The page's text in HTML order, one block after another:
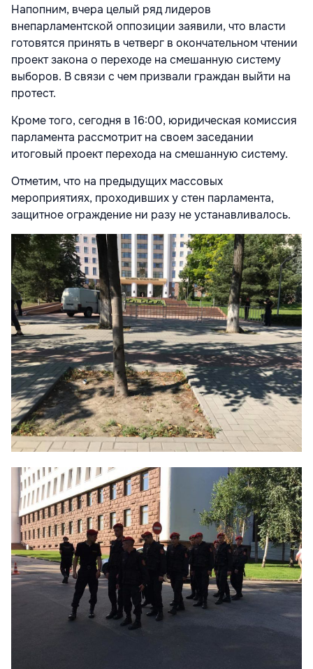
Напопним, вчера целый ряд лидеров
внепарламентской оппозиции заявили, что власти
готовятся принять в четверг в окончательном чтении
проект закона о переходе на смешанную систему
выборов. В связи с чем призвали граждан выйти на
протест.
Кроме того, сегодня в 16:00, юридическая комиссия
парламента рассмотрит на своем заседании
итоговый проект перехода на смешанную систему.
Отметим, что на предыдущих массовых
мероприятиях, проходивших у стен парламента,
защитное ограждение ни разу не устанавливалось.